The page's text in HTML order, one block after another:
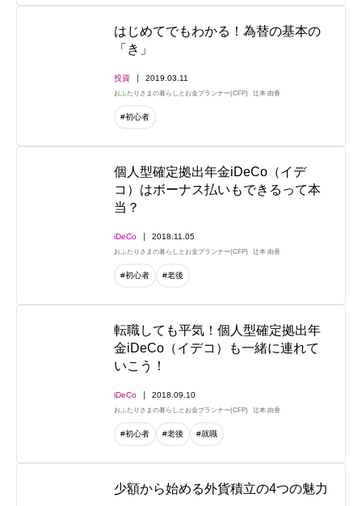
はじめてでもわかる！為替の基本の
「き」
投資 2019.03.11
おふたりさまの暮らしとお金プランナー(CFP) 辻本 由香
#初心者
個人型確定拠出年金iDeCo（イデ
コ）はボーナス払いもできるって本
当？
iDeCo 2018.11.05
おふたりさまの暮らしとお金プランナー(CFP) 辻本 由香
#初心者 #老後
転職しても平気！個人型確定拠出年
金iDeCo（イデコ）も一緒に連れて
いこう！
iDeCo 2018.09.10
おふたりさまの暮らしとお金プランナー(CFP) 辻本 由香
#初心者 #老後 #就職
少額から始める外貨積立の4つの魅力